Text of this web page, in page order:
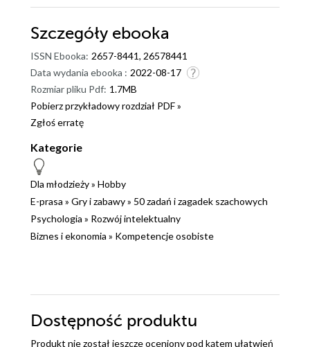
Szczegóły ebooka
ISSN Ebooka: 2657-8441, 26578441
Data wydania ebooka : 2022-08-17
Rozmiar pliku Pdf: 1.7MB
Pobierz przykładowy rozdział PDF »
Zgłoś erratę
Kategorie
Dla młodzieży» Hobby
E-prasa » Gry i zabawy» 50 zadań i zagadek szachowych
Psychologia » Rozwój intelektualny
Biznes i ekonomia » Kompetencje osobiste
Dostępność produktu
Produkt nie został jeszcze oceniony pod kątem ułatwień